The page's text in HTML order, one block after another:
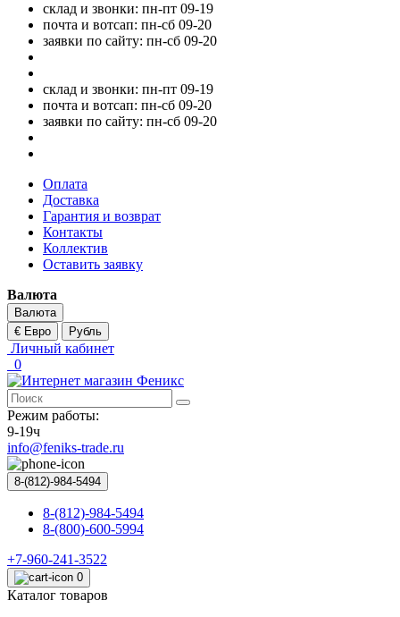
склад и звонки: пн-пт 09-19
почта и вотсап: пн-сб 09-20
заявки по сайту: пн-сб 09-20
склад и звонки: пн-пт 09-19
почта и вотсап: пн-сб 09-20
заявки по сайту: пн-сб 09-20
Оплата
Доставка
Гарантия и возврат
Контакты
Коллектив
Оставить заявку
Валюта
Валюта
€ Евро
Рубль
Личный кабинет
0
Режим работы:
9-19ч
info@feniks-trade.ru
8-(812)-984-5494
8-(812)-984-5494
8-(800)-600-5994
+7-960-241-3522
0
Каталог товаров